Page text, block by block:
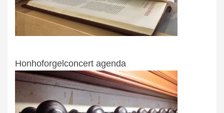
Honhoforgelconcert agenda